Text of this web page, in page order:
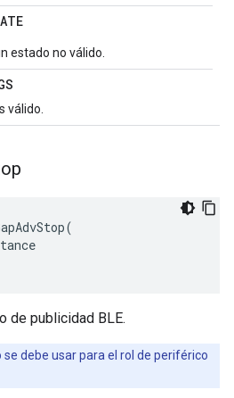
estado no válido.
válido.
(
de publicidad BLE.
se debe usar para el rol de periférico